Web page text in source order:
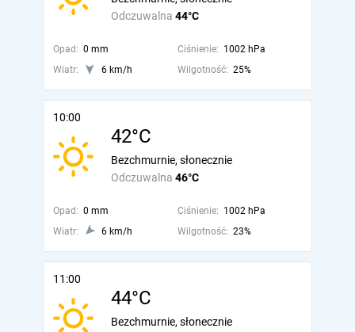
Odczuwalna 44°C
Opad: 0 mm Ciśnienie: 1002 hPa
Wiatr:
6 km/h Wilgotność: 25%
10:00
42°C
Odczuwalna 46°C
Bezchmurnie, słonecznie
Opad: 0 mm Ciśnienie: 1002 hPa
Wiatr:
6 km/h Wilgotność: 23%
11:00
44°C
Bezchmurnie, słonecznie